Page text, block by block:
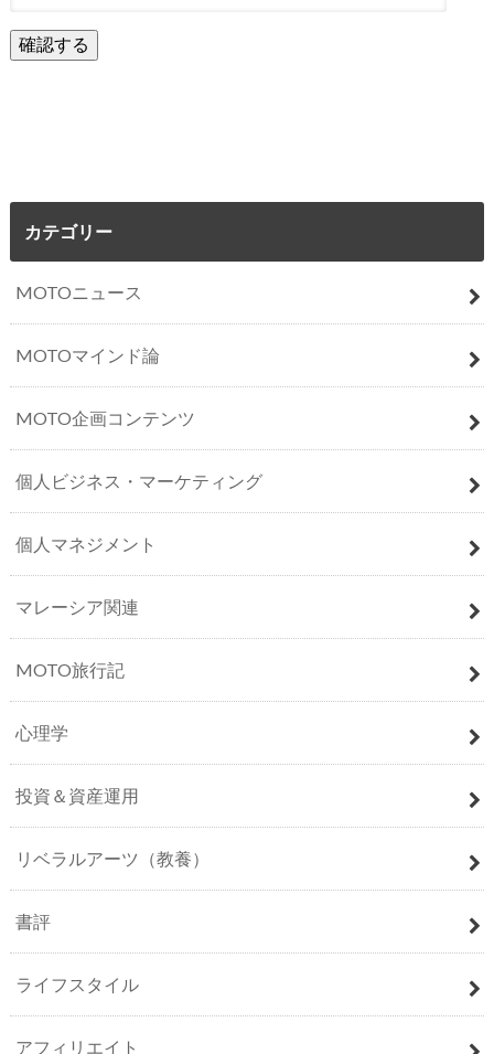
カテゴリー
MOTOニュース
MOTOマインド論
MOTO企画コンテンツ
個人ビジネス・マーケティング
個人マネジメント
マレーシア関連
MOTO旅行記
心理学
投資＆資産運用
リベラルアーツ（教養）
書評
ライフスタイル
アフィリエイト